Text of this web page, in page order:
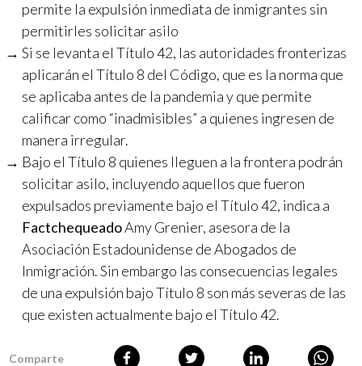
permite la expulsión inmediata de inmigrantes sin
permitirles solicitar asilo
Si se levanta el Título 42, las autoridades fronterizas
aplicarán el Título 8 del Código, que es la norma que
se aplicaba antes de la pandemia y que permite
calificar como “inadmisibles” a quienes ingresen de
manera irregular.
Bajo el Título 8 quienes lleguen a la frontera podrán
solicitar asilo, incluyendo aquellos que fueron
expulsados previamente bajo el Título 42, indica a
FactchequeadoAmy Grenier, asesora de la
Asociación Estadounidense de Abogados de
Inmigración. Sin embargo las consecuencias legales
de una expulsión bajo Título 8 son más severas de las
que existen actualmente bajo el Título 42.
Comparte